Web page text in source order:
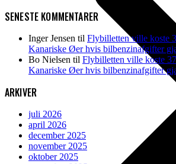
SENESTE KOMMENTARER
Inger Jensen til Flybilletten ville koste
Kanariske Øer hvis bilbenzinafgifter
Bo Nielsen til Flybilletten ville koste
Kanariske Øer hvis bilbenzinafgifter
ARKIVER
juli 2026
april 2026
december 2025
november 2025
oktober 2025